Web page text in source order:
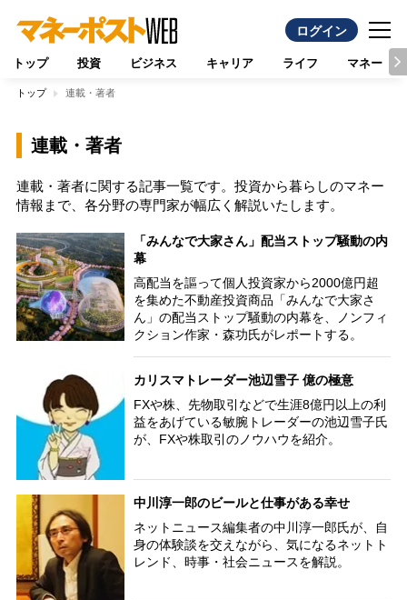
ログイン
トップ 投資 ビジネス キャリア ライフ マネー
トップ 連載・著者
連載・著者
連載・著者に関する記事一覧です。投資から暮らしのマネー
情報まで、各分野の専門家が幅広く解説いたします。
「みんなで大家さん」配当ストップ騒動の内
幕
高配当を謳って個人投資家から2000億円超
を集めた不動産投資商品「みんなで大家さ
ん」の配当ストップ騒動の内幕を、ノンフィ
クション作家・森功氏がレポートする。
カリスマトレーダー池辺雪子 億の極意
FXや株、先物取引などで生涯8億円以上の利
益をあげている敏腕トレーダーの池辺雪子氏
が、FXや株取引のノウハウを紹介。
中川淳一郎のビールと仕事がある幸せ
ネットニュース編集者の中川淳一郎氏が、自
身の体験談を交えながら、気になるネットト
レンド、時事・社会ニュースを解説。